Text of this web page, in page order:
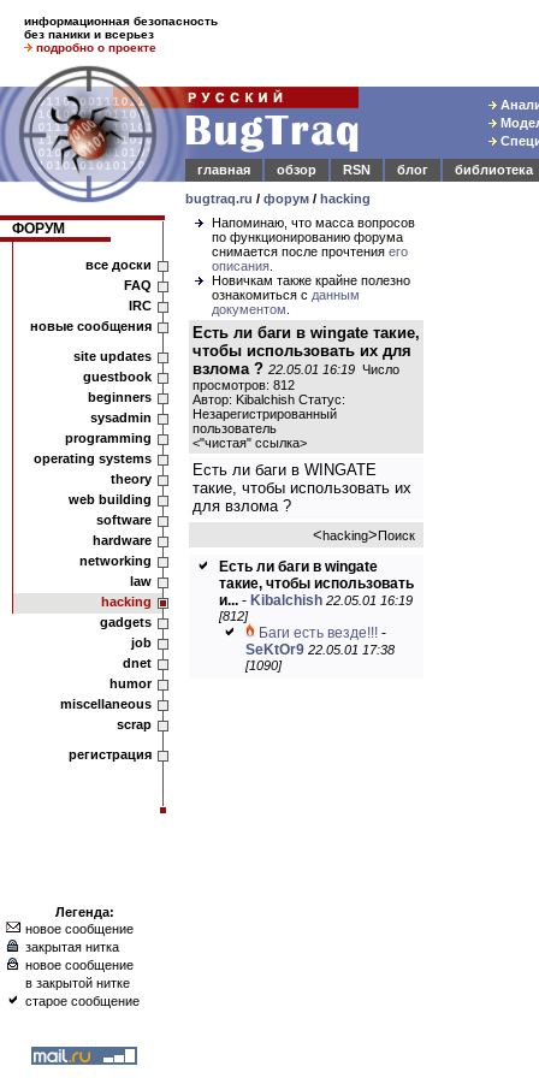
информационная безопасность
без паники и всерьез
подробно о проекте
главная
обзор RSN блог
библиотека
bugtraq.ru / форум / hacking
ФОРУМ
все доски
FAQ
IRC
новые сообщения
site updates
guestbook
beginners
sysadmin
programming
operating systems
theory
web building
software
hardware
networking
law
hacking
gadgets
job
dnet
humor
miscellaneous
scrap
регистрация
Легенда:
новое сообщение
закрытая нитка
новое сообщение
в закрытой нитке
старое сообщение
Напоминаю, что масса вопросов
по функционированию форума
снимается после прочтения его
описания
Новичкам также крайне полезно
ознакомиться с данным
документом
Есть ли баги в wingate такие,
чтобы использовать их для
взлома ? 22.05.01 16:19 Число
просмотров: 812
Автор: Kibalchish Статус:
Незарегистрированный
пользователь
<"чистая" ссылка>
Есть ли баги в WINGATE
такие, чтобы использовать их
для взлома ?
<hacking>Поиск
Есть ли баги в wingate
такие, чтобы использовать
и... - Kibalchish 22.05.01 16:19
[812]
Баги есть везде!!! -
SeKtOr9 22.05.01 17:38
[1090]